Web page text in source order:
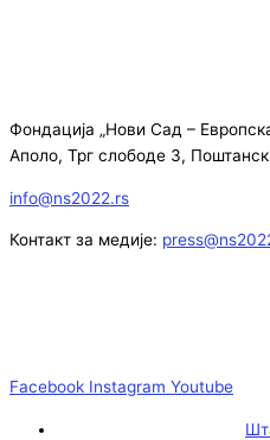
Фондација „Нови Сад –
Аполо, Трг слободе 3,
info@ns2022.rs
Контакт за медије:
Facebook Instagram Youtube